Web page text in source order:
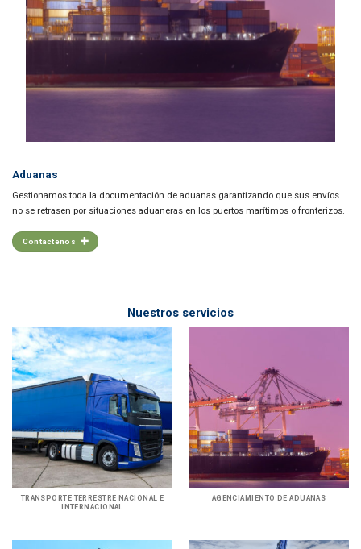
Aduanas
Gestionamos toda la documentación de aduanas garantizando que sus envíos
no se retrasen por situaciones aduaneras en los puertos marítimos o fronterizos.
Contáctenos
Nuestros servicios
TRANSPORTE TERRESTRE NACIONAL E
INTERNACIONAL
AGENCIAMIENTO DE ADUANAS